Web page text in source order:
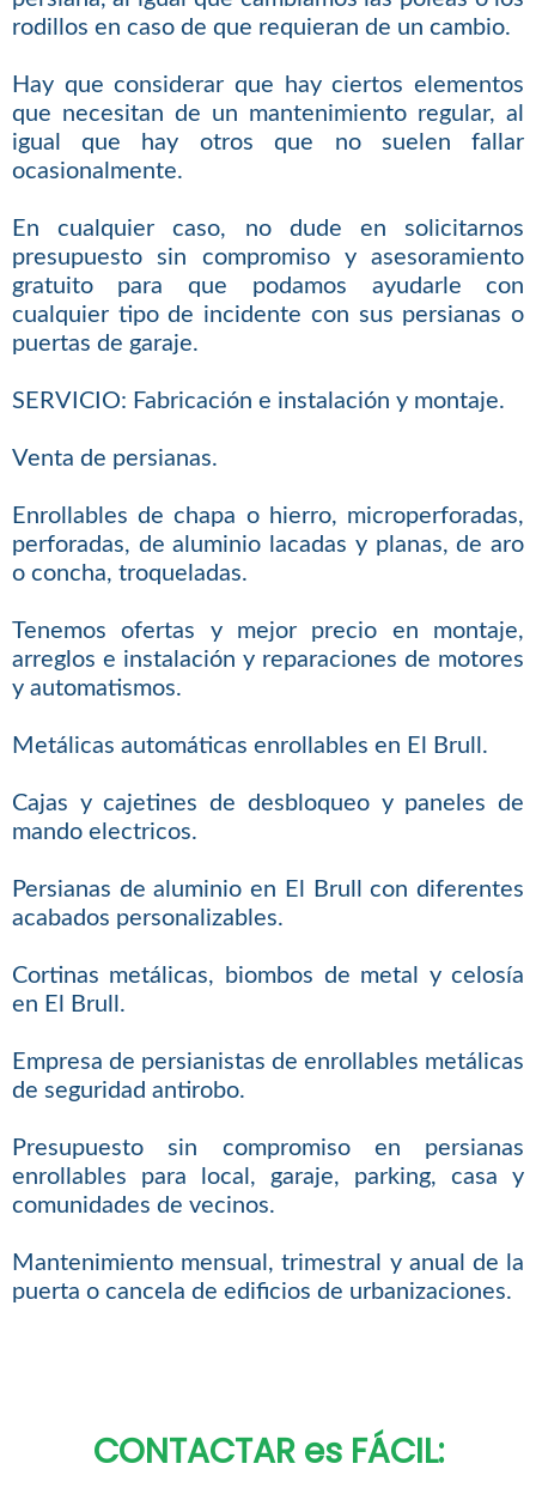
rodillos en caso de que requieran de un cambio.
Hay que considerar que hay ciertos elementos
que necesitan de un mantenimiento regular, al
igual que hay otros que no suelen fallar
ocasionalmente.
En cualquier caso, no dude en solicitarnos
presupuesto sin compromiso y asesoramiento
gratuito para que podamos ayudarle con
cualquier tipo de incidente con sus persianas o
puertas de garaje.
SERVICIO: Fabricación e instalación y montaje.
Venta de persianas.
Enrollables de chapa o hierro, microperforadas,
perforadas, de aluminio lacadas y planas, de aro
o concha, troqueladas.
Tenemos ofertas y mejor precio en montaje,
arreglos e instalación y reparaciones de motores
y automatismos.
Metálicas automáticas enrollables en El Brull.
Cajas y cajetines de desbloqueo y paneles de
mando electricos.
Persianas de aluminio en El Brull con diferentes
acabados personalizables.
Cortinas metálicas, biombos de metal y celosía
en El Brull.
Empresa de persianistas de enrollables metálicas
de seguridad antirobo.
Presupuesto sin compromiso en persianas
enrollables para local, garaje, parking, casa y
comunidades de vecinos.
Mantenimiento mensual, trimestral y anual de la
puerta o cancela de edificios de urbanizaciones.
CONTACTAR es FÁCIL: